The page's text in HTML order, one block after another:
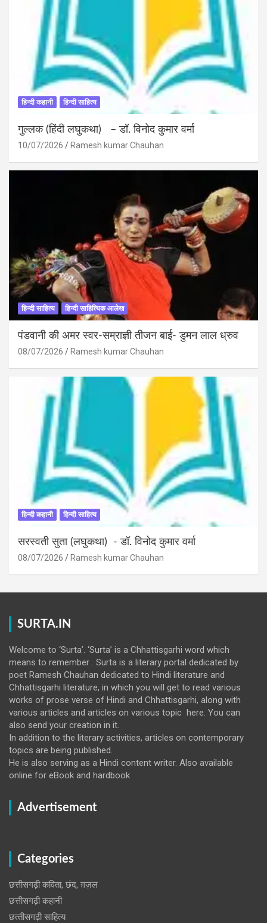
हिन्दी कहानी हिन्दी साहित्य
गुल्लक (हिंदी लघुकथा) – डॉ. विनोद कुमार वर्मा
10/07/2026 Ramesh kumar Chauhan
हिन्दी साहित्य हिन्दी साहित्यिक आलेख
पंडवानी की अमर स्वर-सम्राज्ञी तीजन बाई- डुमन लाल ध्रुव
08/07/2026 Ramesh kumar Chauhan
हिन्दी कहानी हिन्दी साहित्य
सरस्वती सुता (लघुकथा) ​- डॉ. विनोद कुमार वर्मा
08/07/2026 Ramesh kumar Chauhan
SURTA.IN
Welcome to ‘Surta’. ‘Surta’ is a Chhattisgarhi word which
means to remember . Surta is a literary portal dedicated by
poet Ramesh Chauhan dedicated to Hindi literature and
Chhattisgarhi literature, in which you will get to read various
works of prose verse of Hindi and Chhattisgarhi, along with
various articles and articles on various topic here. You can
also send your creation in it.
In addition to the literary activities, articles on contemporary
topics are being published.
He is also serving as a Hindi content writer. Also available
online for eBook and hardbook
Advertisement
Categories
छत्तीसगढ़ी कविता, छंद, ग़ज़ल
छत्तीसगढ़ी कहानी
छत्‍तीसगढ़ी साहित्‍य